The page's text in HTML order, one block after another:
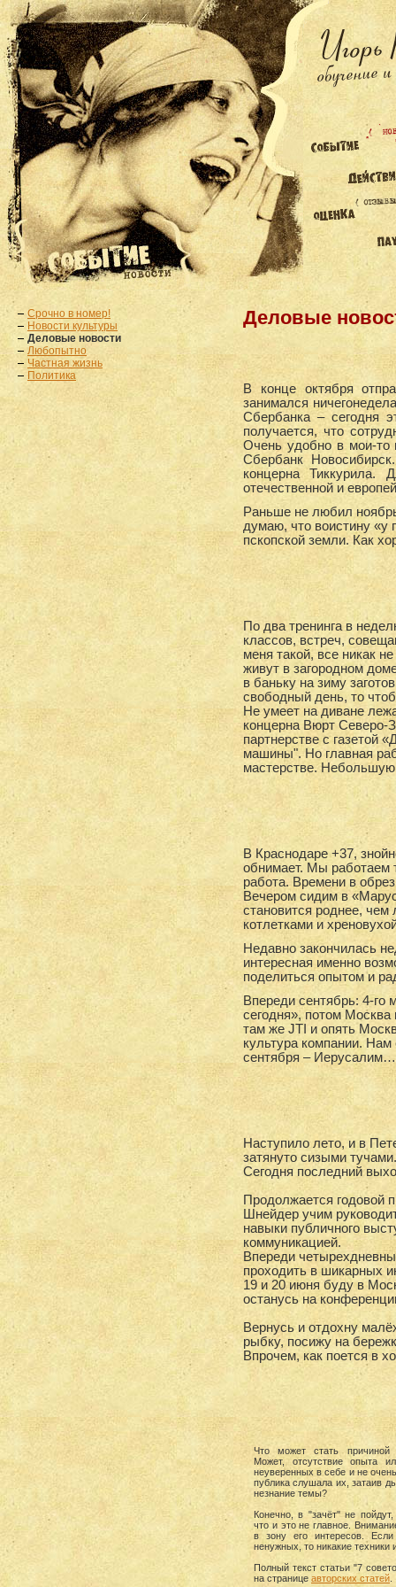
Срочно в номер!
Новости культуры
Деловые новости
Любопытно
Частная жизнь
Политика
Деловые
В конце октября
занимался
Сбербанка – сегодня
получается, что
Очень удобно в мои-
Сбербанк
концерна
отечественной и
Раньше не любил
думаю, что воистину
пскопской земли. Как
По два тренинга в
классов, встреч,
меня такой, все никак
живут в загородном
в баньку на зиму
свободный день, то
Не умеет на диване
концерна Вюрт Северо-
партнерстве с газетой
машины". Но главная
мастерстве.
В Краснодаре +37,
обнимает. Мы работаем
работа. Времени в
Вечером сидим в
становится роднее,
котлетками и
Недавно закончилась
интересная именно
поделиться опытом и
Впереди сентябрь: 4-
сегодня», потом Москва
там же JTI и опять
культура компании.
сентября –
Наступило лето, и в
затянуто сизыми
Сегодня последний
Продолжается годовой
Шнейдер учим
навыки публичного
коммуникацией.
Впереди
проходить в шикарных
19 и 20 июня буду в
останусь на
Вернусь и отдохну
рыбку, посижу на
Впрочем, как поется в
Что может стать причиной
Может, отсутствие опыта
неуверенных в себе и не
публика слушала их, затаив
незнание темы?
Конечно, в "зачёт" не
что и это не главное.
в зону его интересов.
ненужных, то никакие техники
Полный текст статьи "7
на странице авторских статей